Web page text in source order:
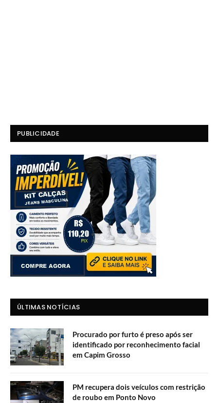
PUBLICIDADE
ÚLTIMAS NOTÍCIAS
Procurado por furto é preso após ser
identificado por reconhecimento facial
em Capim Grosso
PM recupera dois veículos com restrição
de roubo em Ponto Novo